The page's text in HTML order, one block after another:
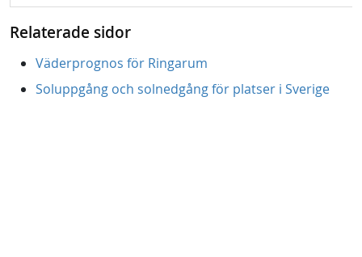
Relaterade sidor
Väderprognos för Ringarum
Soluppgång och solnedgång för platser i Sverige